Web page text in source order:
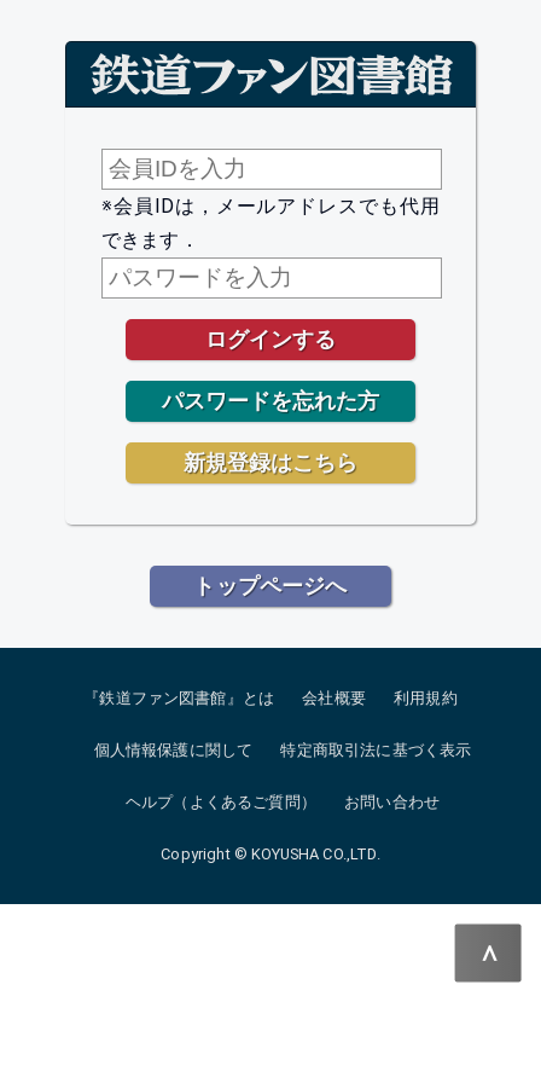
※会員IDは，メールアドレスでも代用
できます．
トップページへ
『鉄道ファン図書館』とは 会社概要 利用規約
個人情報保護に関して 特定商取引法に基づく表示
ヘルプ（よくあるご質問） お問い合わせ
Copyright © KOYUSHA CO.,LTD.